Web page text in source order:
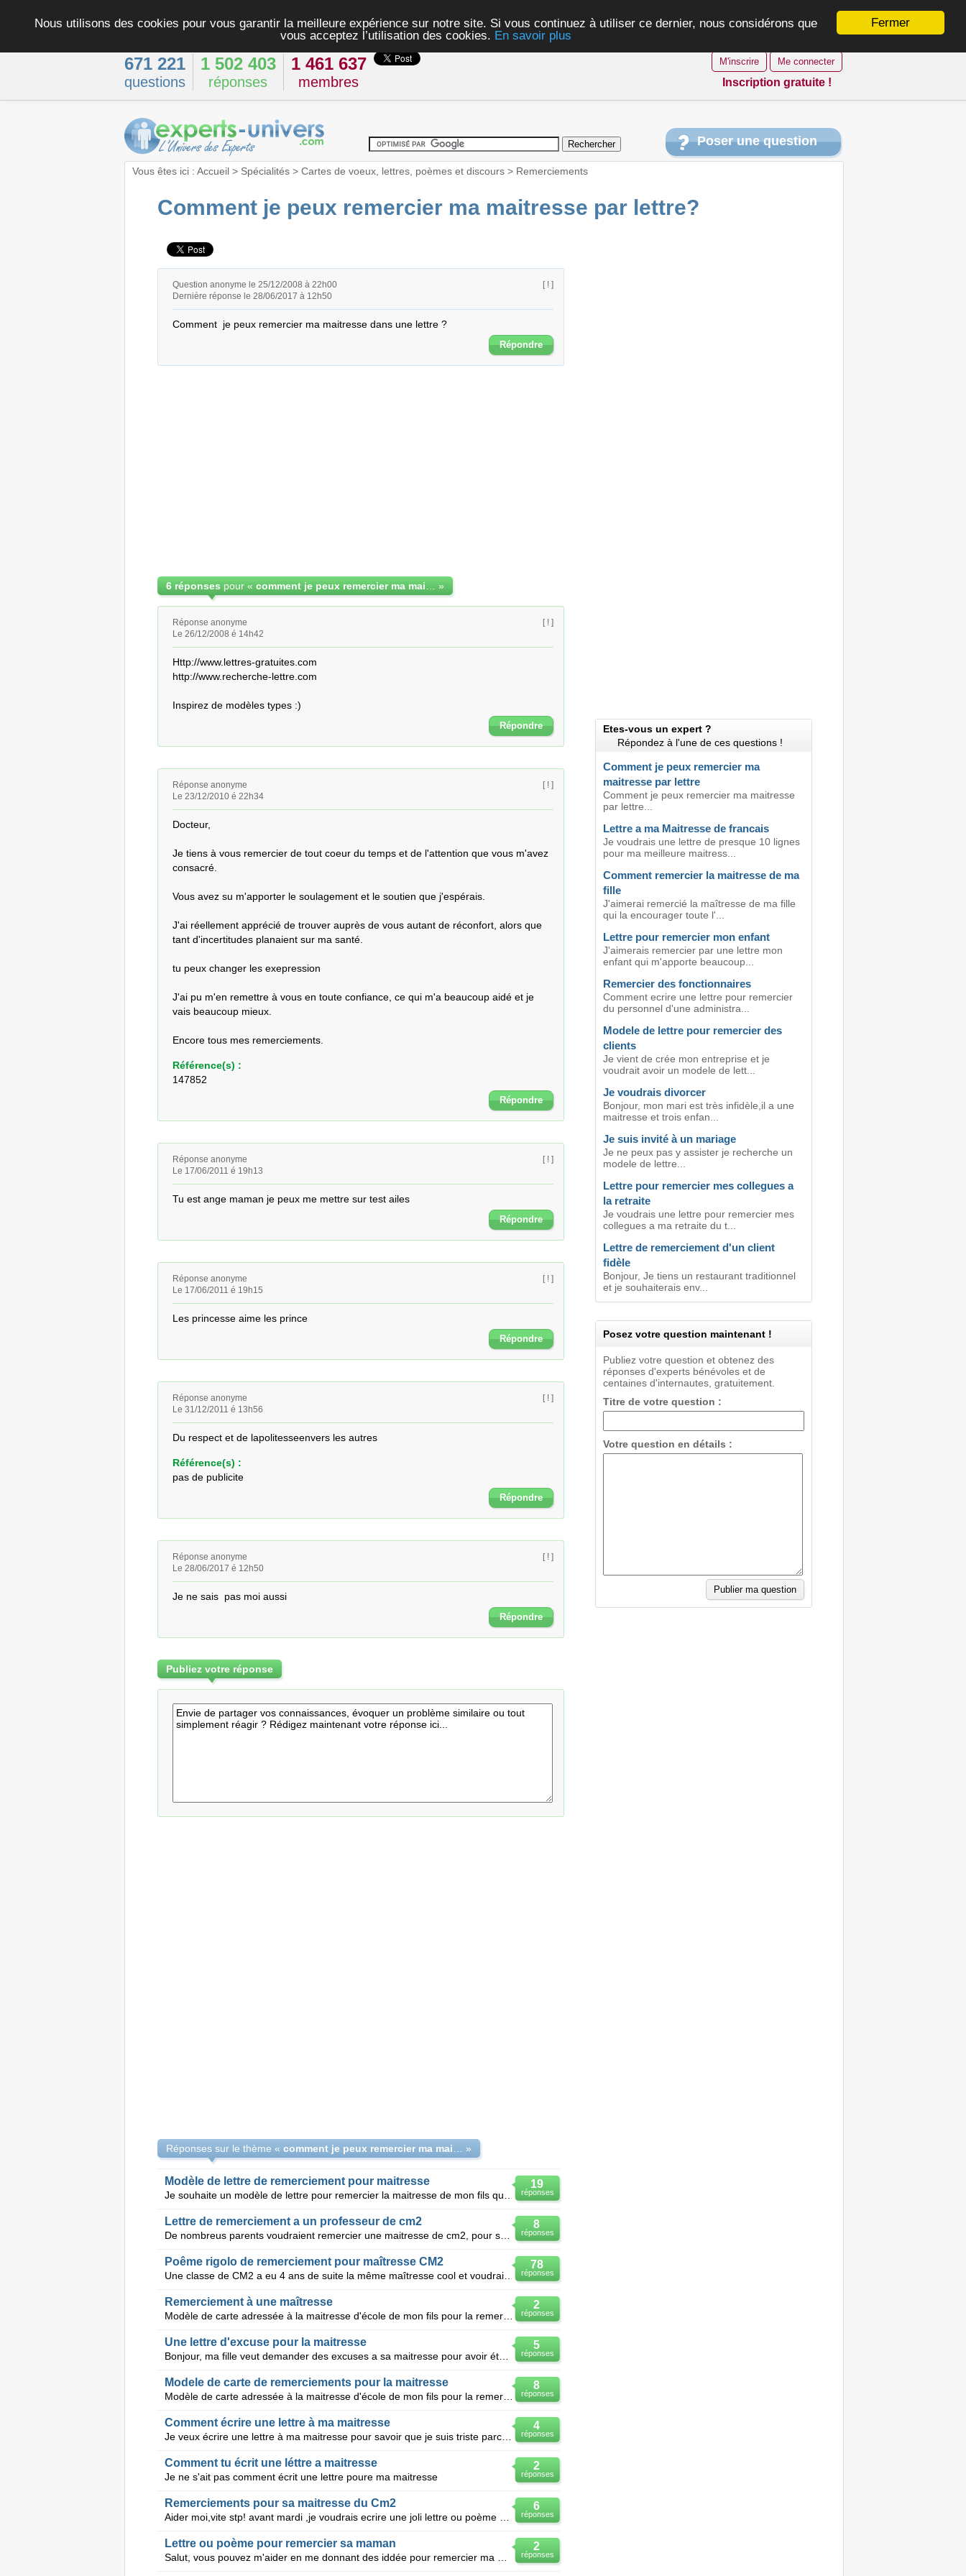
Fermer
Nous utilisons des cookies pour vous garantir la meilleure expérience sur notre site. Si vous continuez à utiliser ce dernier, nous considérons que
vous acceptez l’utilisation des cookies. En savoir plus
671 221
questions
1 502 403
réponses
1 461 637
membres
M'inscrire Me connecter
Inscription gratuite !
Poser une question
Vous êtes ici : Accueil> Spécialités> Cartes de voeux, lettres, poèmes et discours> Remerciements
Comment je peux remercier ma maitresse par lettre?
Question anonyme le 25/12/2008 à 22h00
Dernière réponse le 28/06/2017 à 12h50
[ ! ]
Comment  je peux remercier ma maitresse dans une lettre ?
Répondre
6 réponses pour « »
Réponse anonyme
Le 26/12/2008 é 14h42
[ ! ]
Http://www.lettres-gratuites.com
http://www.recherche-lettre.com
Inspirez de modèles types :)
Répondre
Réponse anonyme
Le 23/12/2010 é 22h34
[ ! ]
Docteur,
Je tiens à vous remercier de tout coeur du temps et de l'attention que vous m'avez
consacré.
Vous avez su m'apporter le soulagement et le soutien que j'espérais.
J'ai réellement apprécié de trouver auprès de vous autant de réconfort, alors que
tant d'incertitudes planaient sur ma santé.
tu peux changer les exepression
J'ai pu m'en remettre à vous en toute confiance, ce qui m'a beaucoup aidé et je
vais beaucoup mieux.
Encore tous mes remerciements.
Référence(s) :
147852
Répondre
Réponse anonyme
Le 17/06/2011 é 19h13
[ ! ]
Tu est ange maman je peux me mettre sur test ailes
Répondre
Réponse anonyme
Le 17/06/2011 é 19h15
[ ! ]
Les princesse aime les prince
Répondre
Réponse anonyme
Le 31/12/2011 é 13h56
[ ! ]
Du respect et de lapolitesseenvers les autres
Référence(s) :
pas de publicite
Répondre
Réponse anonyme
Le 28/06/2017 é 12h50
[ ! ]
Je ne sais  pas moi aussi
Répondre
Publiez votre réponse
Réponses sur le thème « »
19
réponses
Modèle de lettre de remerciement pour maitresse
8
réponses
Lettre de remerciement a un professeur de cm2
De nombreus parents voudraient remercier une maitresse de cm2, pour sa gentilesse son dévouement et
78
réponses
Poême rigolo de remerciement pour maîtresse CM2
Une classe de CM2 a eu 4 ans de suite la même maîtresse cool et voudrait la remercier en autre avec
2
réponses
Remerciement à une maîtresse
Modèle de carte adressée à la maitresse d'école de mon fils pour la remercier de sa gentillesse et d
5
réponses
Une lettre d'excuse pour la maitresse
Bonjour, ma fille veut demander des excuses a sa maitresse pour avoir été mechante avec piuvez l'aid
8
réponses
Modele de carte de remerciements pour la maitresse
Modèle de carte adressée à la maitresse d'école de mon fils pour la remercier de sa gentillesse et d
4
réponses
Comment écrire une lettre à ma maitresse
Je veux écrire une lettre à ma maitresse pour savoir que je suis triste parce que elle aime une fill
2
réponses
Comment tu écrit une léttre a maitresse
Je ne s'ait pas comment écrit une lettre poure ma maitresse
6
réponses
Remerciements pour sa maitresse du Cm2
2
réponses
Lettre ou poème pour remercier sa maman
Etes-vous un expert ?
Répondez à l'une de ces questions !
Comment je peux remercier ma
maitresse par lettre
Comment je peux remercier ma maitresse
par lettre...
Lettre a ma Maitresse de francais
Je voudrais une lettre de presque 10 lignes
pour ma meilleure maitress...
Comment remercier la maitresse de ma
fille
J'aimerai remercié la maîtresse de ma fille
qui la encourager toute l'...
Lettre pour remercier mon enfant
J'aimerais remercier par une lettre mon
enfant qui m'apporte beaucoup...
Remercier des fonctionnaires
Comment ecrire une lettre pour remercier
du personnel d'une administra...
Modele de lettre pour remercier des
clients
Je vient de crée mon entreprise et je
voudrait avoir un modele de lett...
Je voudrais divorcer
Bonjour, mon mari est très infidèle,il a une
maitresse et trois enfan...
Je suis invité à un mariage
Je ne peux pas y assister je recherche un
modele de lettre...
Lettre pour remercier mes collegues a
la retraite
Je voudrais une lettre pour remercier mes
collegues a ma retraite du t...
Lettre de remerciement d'un client
fidèle
Bonjour, Je tiens un restaurant traditionnel
et je souhaiterais env...
Posez votre question maintenant !
Publiez votre question et obtenez des
réponses d'experts bénévoles et de
centaines d'internautes, gratuitement.
Titre de votre question :
Votre question en détails :